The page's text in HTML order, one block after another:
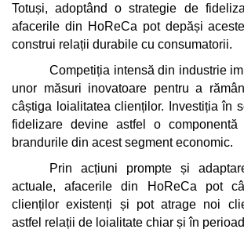
Totuși, adoptând o strategie de
afacerile din HoReCa pot depăși
construi relații durabile cu consumatorii.
Competiția intensă din industrie
unor măsuri inovatoare pentru a
câștiga loialitatea clienților. Investiția în
fidelizare devine astfel o componentă
brandurile din acest segment economic.
Prin acțiuni prompte și
actuale, afacerile din HoReCa pot
clienților existenți și pot atrage noi
astfel relații de loialitate chiar și în